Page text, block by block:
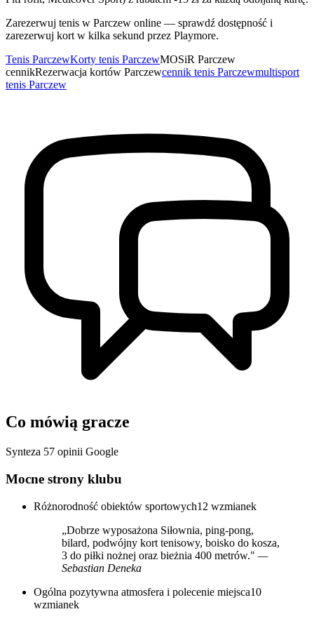
Zarezerwuj tenis w Parczew online — sprawdź dostępność i
zarezerwuj kort w kilka sekund przez Playmore.
Tenis ParczewKorty tenis ParczewMOSiR Parczew
cennikRezerwacja kortów Parczewcennik tenis Parczewmultisport
tenis Parczew
Co mówią gracze
Synteza 57 opinii Google
Mocne strony klubu
Różnorodność obiektów sportowych12 wzmianek
„Dobrze wyposażona Siłownia, ping-pong,
bilard, podwójny kort tenisowy, boisko do kosza,
3 do piłki nożnej oraz bieżnia 400 metrów." —
Sebastian Deneka
Ogólna pozytywna atmosfera i polecenie miejsca10
wzmianek